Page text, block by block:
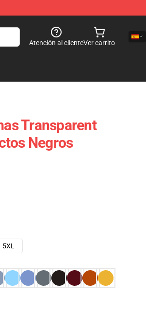
Atención al clienteVer carrito
Transparent
Negros
5XL